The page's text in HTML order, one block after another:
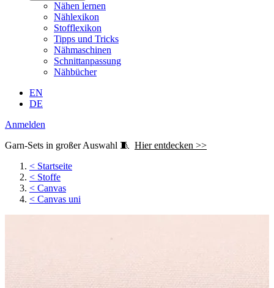
Nähen lernen
Nählexikon
Stofflexikon
Tipps und Tricks
Nähmaschinen
Schnittanpassung
Nähbücher
EN
DE
Anmelden
Garn-Sets in großer Auswahl 🧵 Hier entdecken >>
< Startseite
< Stoffe
< Canvas
< Canvas uni